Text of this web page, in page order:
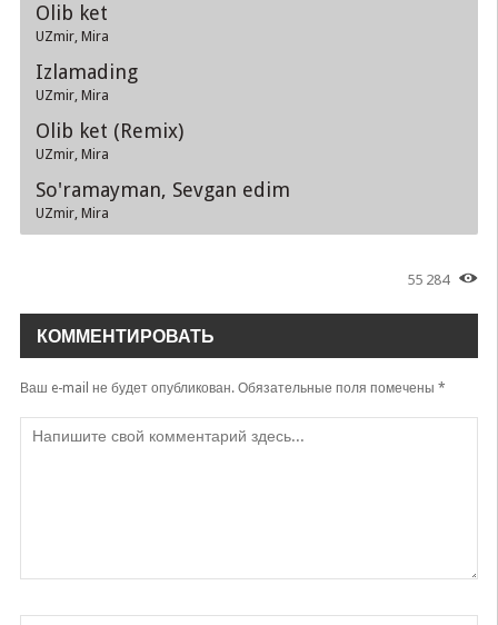
Olib ket
UZmir, Mira
Izlamading
UZmir, Mira
Olib ket (Remix)
UZmir, Mira
So'ramayman, Sevgan edim
UZmir, Mira
55 284
КОММЕНТИРОВАТЬ
Ваш e-mail не будет опубликован.Обязательные поля помечены *